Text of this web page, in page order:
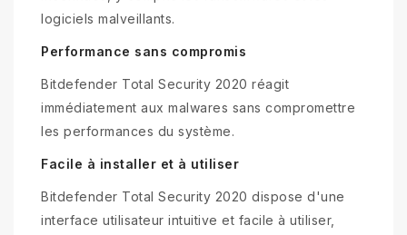
logiciels malveillants.
Performance sans compromis
Bitdefender Total Security 2020 réagit
immédiatement aux malwares sans compromettre
les performances du système.
Facile à installer et à utiliser
Bitdefender Total Security 2020 dispose d'une
interface utilisateur intuitive et facile à utiliser,